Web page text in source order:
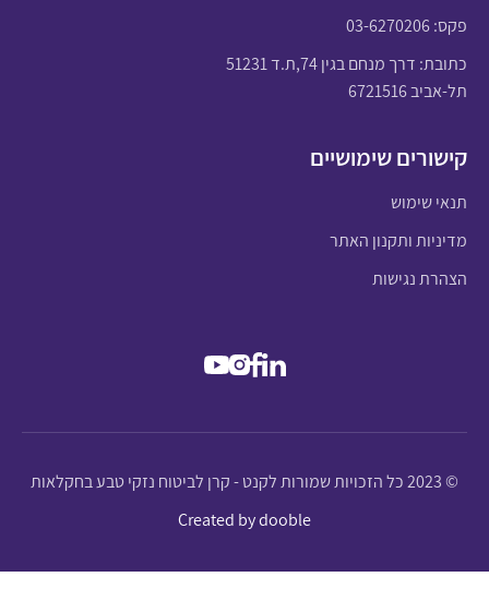
פקס: 03-6270206
כתובת: דרך מנחם בגין 74,ת.ד 51231
תל-אביב 6721516
קישורים שימושיים
תנאי שימוש
מדיניות ותקנון האתר
הצהרת נגישות
© 2023 כל הזכויות שמורות לקנט - קרן לביטוח נזקי טבע בחקלאות
Created by dooble